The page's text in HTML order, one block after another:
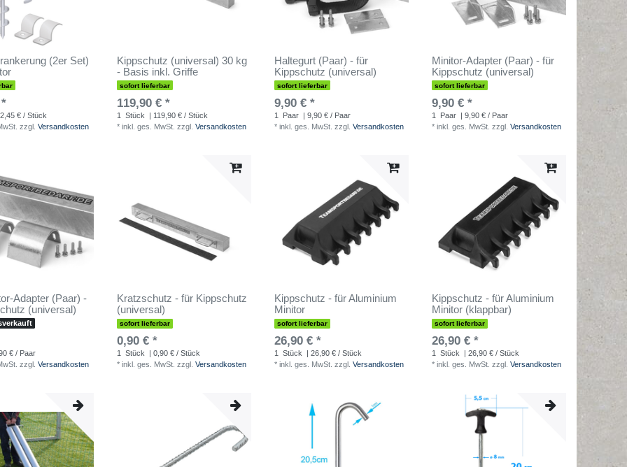
(2er Set)
€ / Stück
zzgl. Versandkosten
Kippschutz (universal) 30 kg
- Basis inkl. Griffe
sofort lieferbar
119,90 € *
1 Stück
| 119,90 € / Stück
* inkl. ges. MwSt. zzgl. Versandkosten
Haltegurt (Paar) - für
Kippschutz (universal)
sofort lieferbar
9,90 € *
1 Paar
| 9,90 € / Paar
* inkl. ges. MwSt. zzgl. Versandkosten
Minitor-Adapter (Paar) - für
Kippschutz (universal)
sofort lieferbar
9,90 € *
1 Paar
| 9,90 € / Paar
* inkl. ges. MwSt. zzgl. Versandkosten
Adapter (Paar) -
(universal)
€ / Paar
zzgl. Versandkosten
Kratzschutz - für Kippschutz
(universal)
sofort lieferbar
0,90 € *
1 Stück
| 0,90 € / Stück
* inkl. ges. MwSt. zzgl. Versandkosten
Kippschutz - für Aluminium
Minitor
sofort lieferbar
26,90 € *
1 Stück
| 26,90 € / Stück
* inkl. ges. MwSt. zzgl. Versandkosten
Kippschutz - für Aluminium
Minitor (klappbar)
sofort lieferbar
26,90 € *
1 Stück
| 26,90 € / Stück
* inkl. ges. MwSt. zzgl. Versandkosten